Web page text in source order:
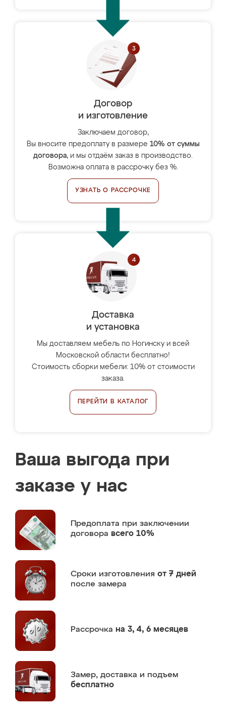
Договор
и изготовление
Заключаем договор,
Вы вносите предоплату в размере 10% от суммы
договора, и мы отдаём заказ в производство.
Возможна оплата в рассрочку без %.
УЗНАТЬ О РАССРОЧКЕ
Доставка
и установка
Мы доставляем мебель по Ногинску и всей
Московской области бесплатно!
Стоимость сборки мебели: 10% от стоимости
заказа.
ПЕРЕЙТИ В КАТАЛОГ
Ваша выгода при
заказе у нас
Предоплата при заключении
договора всего 10%
Сроки изготовления от 7 дней
после замера
Рассрочка на 3, 4, 6 месяцев
Замер, доставка и подъем
бесплатно